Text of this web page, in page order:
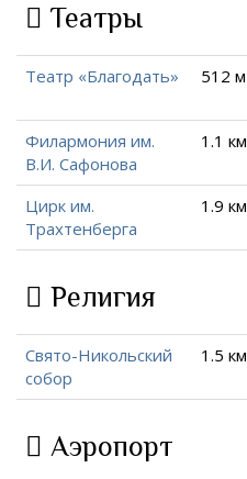
Театры
Театр «Благодать» 512 м
Филармония им.
В.И. Сафонова
1.1 км
Цирк им.
Трахтенберга
1.9 км
Религия
Свято-Никольский
собор
1.5 км
Аэропорт